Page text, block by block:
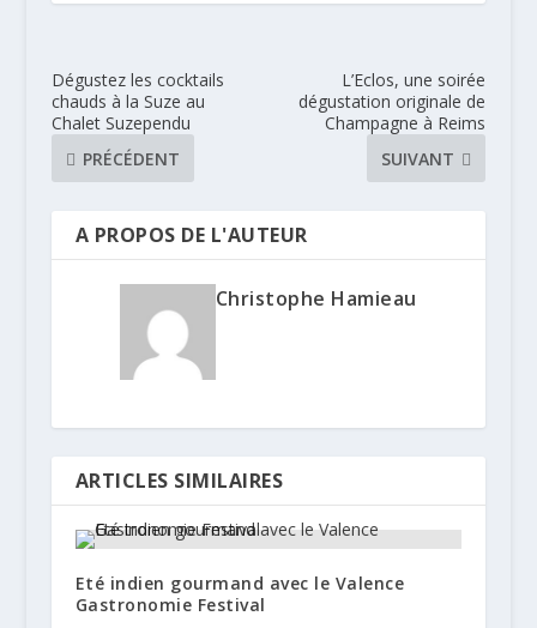
Dégustez les cocktails
chauds à la Suze au
Chalet Suzependu
PRÉCÉDENT
L’Eclos, une soirée
dégustation originale de
Champagne à Reims
SUIVANT
A PROPOS DE L'AUTEUR
Christophe Hamieau
ARTICLES SIMILAIRES
Eté indien gourmand avec le Valence
Gastronomie Festival